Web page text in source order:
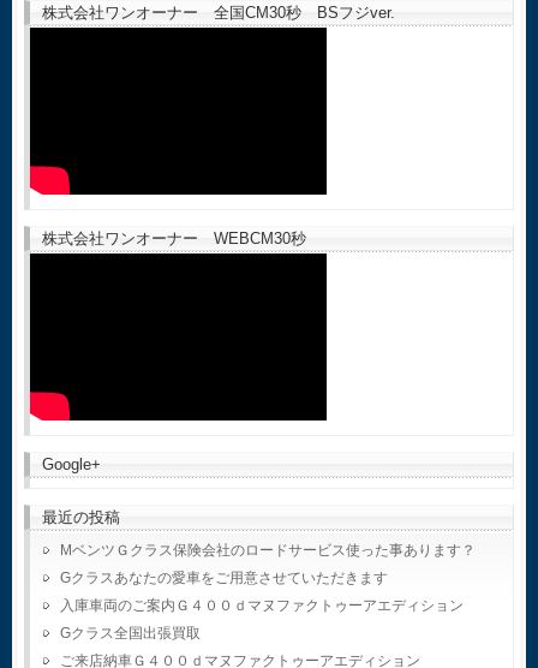
株式会社ワンオーナー 全国CM30秒 BSフジver.
株式会社ワンオーナー WEBCM30秒
Google+
最近の投稿
MベンツＧクラス保険会社のロードサービス使った事あります？
Gクラスあなたの愛車をご用意させていただきます
入庫車両のご案内Ｇ４００ｄマヌファクトゥーアエディション
Gクラス全国出張買取
ご来店納車Ｇ４００ｄマヌファクトゥーアエディション